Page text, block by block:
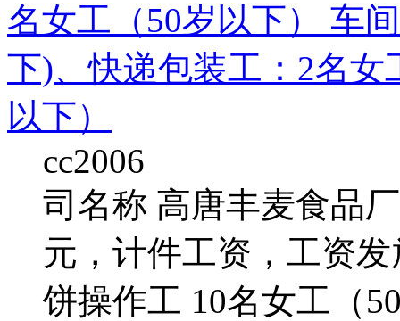
名女工（50岁以下） 车
下)、快递包装工：2名女
以下）
cc2006
司名称 高唐丰麦食品
元，计件工资，工资
饼操作工 10名女工（